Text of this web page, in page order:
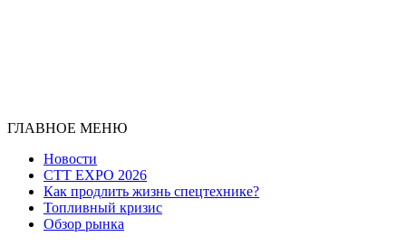
ГЛАВНОЕ МЕНЮ
Новости
CTT EXPO 2026
Как продлить жизнь спецтехнике?
Топливный кризис
Обзор рынка